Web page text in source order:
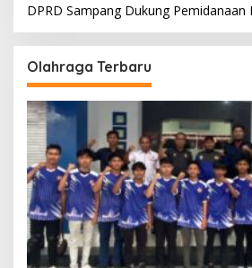
DPRD Sampang Dukung Pemidanaan
Olahraga Terbaru